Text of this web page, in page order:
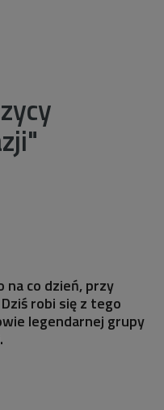
na co dzień, przy
robi się z tego
legendarnej grupy